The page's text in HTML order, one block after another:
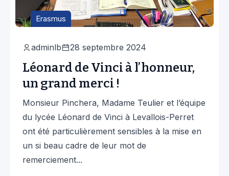
Erasmus
adminlb 28 septembre 2024
Léonard de Vinci à l’honneur,
un grand merci !
Monsieur Pinchera, Madame Teulier et l’équipe
du lycée Léonard de Vinci à Levallois-Perret
ont été particulièrement sensibles à la mise en
un si beau cadre de leur mot de
remerciement...